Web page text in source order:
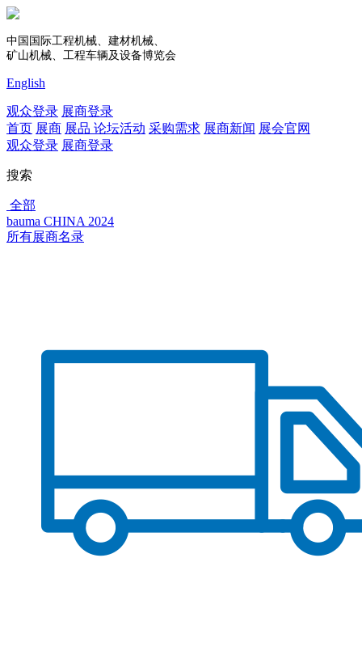
中国国际工程机械、建材机械、
矿山机械、工程车辆及设备博览会
English
观众登录 展商登录
首页 展商 展品 论坛活动 采购需求 展商新闻 展会官网
观众登录 展商登录
搜索
全部
bauma CHINA 2024
所有展商名录